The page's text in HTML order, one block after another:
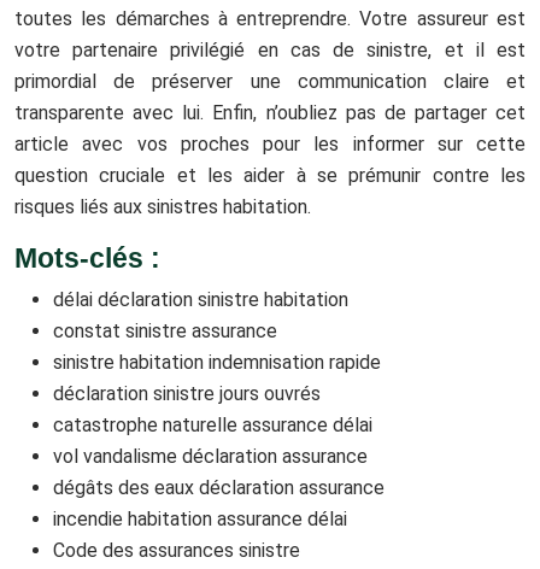
toutes les démarches à entreprendre. Votre assureur est
votre partenaire privilégié en cas de sinistre, et il est
primordial de préserver une communication claire et
transparente avec lui. Enfin, n’oubliez pas de partager cet
article avec vos proches pour les informer sur cette
question cruciale et les aider à se prémunir contre les
risques liés aux sinistres habitation.
Mots-clés :
délai déclaration sinistre habitation
constat sinistre assurance
sinistre habitation indemnisation rapide
déclaration sinistre jours ouvrés
catastrophe naturelle assurance délai
vol vandalisme déclaration assurance
dégâts des eaux déclaration assurance
incendie habitation assurance délai
Code des assurances sinistre